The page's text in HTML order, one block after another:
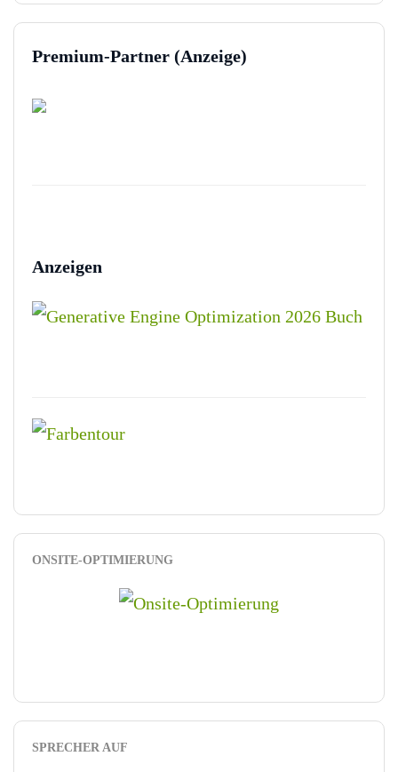
Premium-Partner (Anzeige)
Anzeigen
ONSITE-OPTIMIERUNG
SPRECHER AUF